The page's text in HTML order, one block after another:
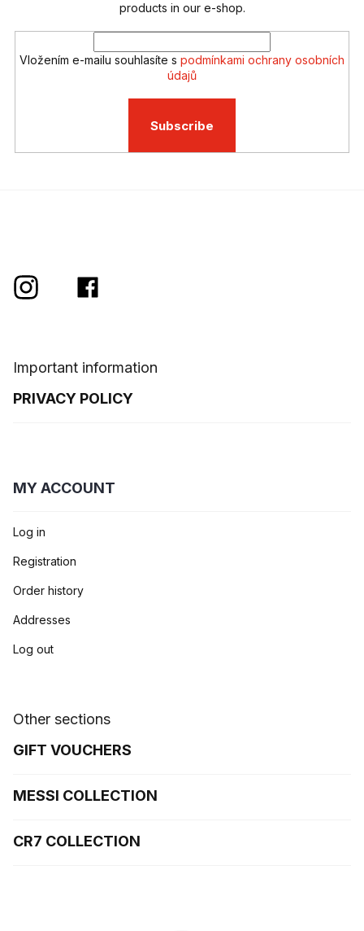
products in our e-shop.
Vložením e-mailu souhlasíte s podmínkami ochrany osobních
údajů
Subscribe
Important information
PRIVACY POLICY
MY ACCOUNT
Log in
Registration
Order history
Addresses
Log out
Other sections
GIFT VOUCHERS
MESSI COLLECTION
CR7 COLLECTION